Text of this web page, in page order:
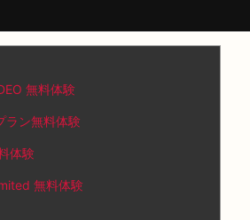
無料体験
ラン無料体験
体験
無料体験